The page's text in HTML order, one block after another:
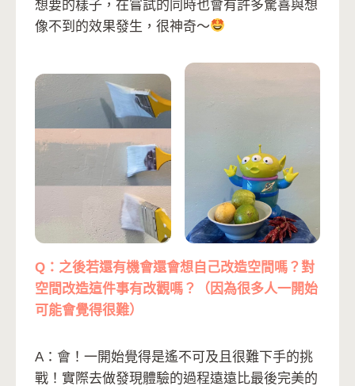
想要的樣子，在嘗試的同時也會有許多驚喜與想
像不到的效果發生，很神奇～
Q：之後若還有機會還會想自己改造空間嗎？對
空間改造這件事有改觀嗎？（因為很多人一開始
可能會覺得很難）
A：會！一開始覺得是遙不可及且很難下手的挑
戰！實際去做發現體驗的過程遠遠比最後完美的